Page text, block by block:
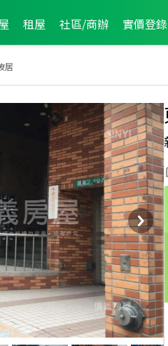
租屋 社區/商辦 實價登錄
居
年2月區業績TOP3 2025年3月區業績